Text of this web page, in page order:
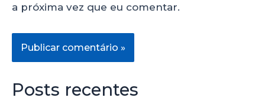
a próxima vez que eu comentar.
Posts recentes